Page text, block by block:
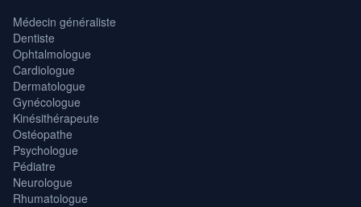
Médecin généraliste
Dentiste
Ophtalmologue
Cardiologue
Dermatologue
Gynécologue
Kinésithérapeute
Ostéopathe
Psychologue
Pédiatre
Neurologue
Rhumatologue